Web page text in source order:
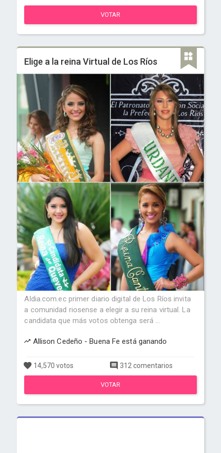
VOTAR
Elige a la reina Virtual de Los Ríos
Aldia.com.ec primer diario digital de Los Ríos invita
a comunidad riosense a elegir a su reina virtual. La
candidata que más votos obtenga será ...
Allison Cedeño - Buena Fe está ganando
14,570 votos 312 comentarios
VOTAR